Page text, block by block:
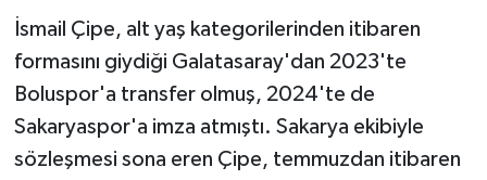
İsmail Çipe, alt yaş kategorilerinden itibaren
formasını giydiği Galatasaray'dan 2023'te
Boluspor'a transfer olmuş, 2024'te de
Sakaryaspor'a imza atmıştı. Sakarya ekibiyle
sözleşmesi sona eren Çipe, temmuzdan itibaren